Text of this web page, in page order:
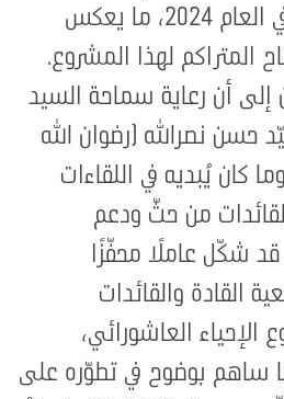
الأولى، لتبلغ 76,179 في العام 2024، ما يعكس
المتراكم لهذا المشروع.
أن رعاية سماحة السيد
حسن نصرالله (رضوان الله
كان يُبديه في اللقاءات
من حثّ ودعم
شكّل عاملًا محفّزًا
القادة والقائدات
الإحياء العاشورائي،
ما ساهم بوضوح في تطوّره على